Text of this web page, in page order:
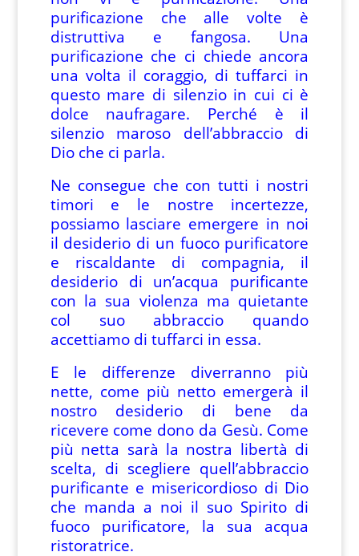
purificazione che alle volte è
distruttiva e fangosa. Una
purificazione che ci chiede ancora
una volta il coraggio, di tuffarci in
questo mare di silenzio in cui ci è
dolce naufragare. Perché è il
silenzio maroso dell’abbraccio di
Dio che ci parla.
Ne consegue che con tutti i nostri
timori e le nostre incertezze,
possiamo lasciare emergere in noi
il desiderio di un fuoco purificatore
e riscaldante di compagnia, il
desiderio di un’acqua purificante
con la sua violenza ma quietante
col suo abbraccio quando
accettiamo di tuffarci in essa.
E le differenze diverranno più
nette, come più netto emergerà il
nostro desiderio di bene da
ricevere come dono da Gesù. Come
più netta sarà la nostra libertà di
scelta, di scegliere quell’abbraccio
purificante e misericordioso di Dio
che manda a noi il suo Spirito di
fuoco purificatore, la sua acqua
ristoratrice.